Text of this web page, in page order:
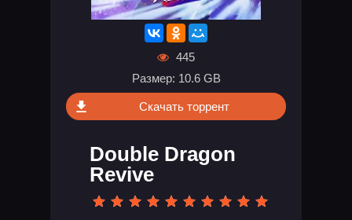
445
Размер: 10.6 GB
Скачать торрент
Double Dragon
Revive